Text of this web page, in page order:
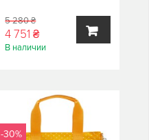
5 280 ₴
4 751 ₴
В наличии
-30%